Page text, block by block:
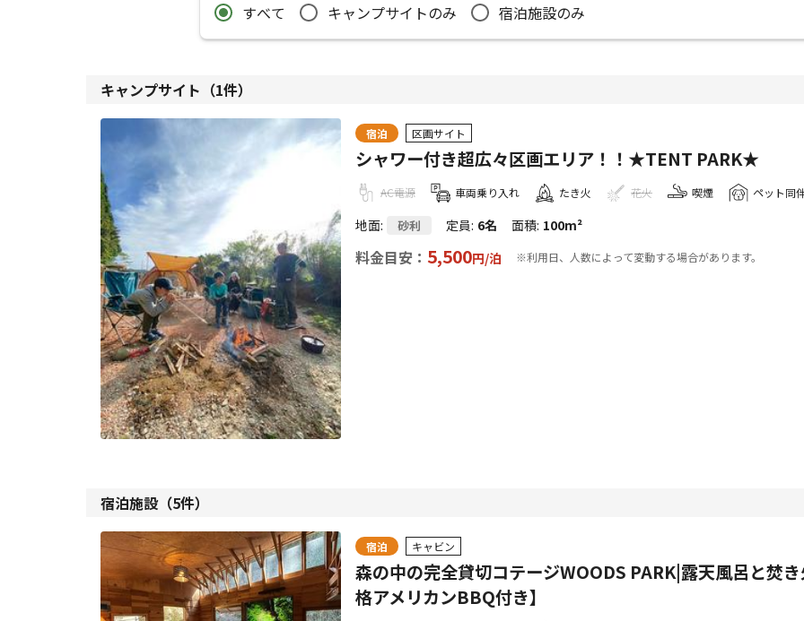
すべて
キャンプサイトのみ 宿泊施設のみ
キャンプサイト（1件）
宿泊 区画サイト
シャワー付き超広々区画エリア！！★TENT PARK★
AC電源 車両乗り入れ たき火 花火 喫煙 ペット同
地面: 砂利 定員: 6名 面積: 100m²
料金目安： 5,500円/泊 ※利用日、人数によって変動する場合があります。
宿泊施設（5件）
宿泊 キャビン
森の中の完全貸切コテージWOODS PARK|露天風呂と焚
格アメリカンBBQ付き】